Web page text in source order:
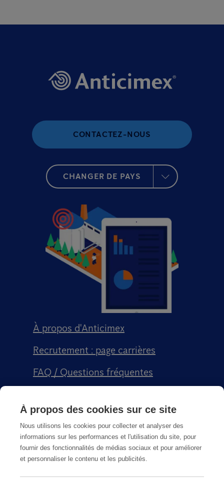
CONTACTEZ-NOUS
CHANGER DE PAYS
À propos d'Anticimex
Recrutement : page carrières
FAQ / Questions fréquentes
Conditions générales de vente CGPS
À propos des cookies sur ce site
Nous utilisons les cookies pour collecter et analyser des
informations sur les performances et l'utilisation du site, pour
fournir des fonctionnalités de médias sociaux et pour améliorer
et personnaliser le contenu et les publicités.